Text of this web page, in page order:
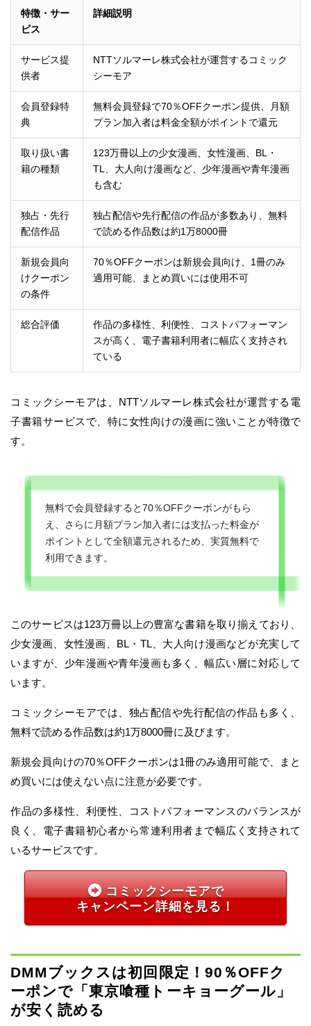
特徴・サー
ビス
詳細説明
サービス提
供者
NTTソルマーレ株式会社が運営するコミック
シーモア
会員登録特
典
無料会員登録で70％OFFクーポン提供、月額
プラン加入者は料金全額がポイントで還元
取り扱い書
籍の種類
123万冊以上の少女漫画、女性漫画、BL・
TL、大人向け漫画など、少年漫画や青年漫画
も含む
独占・先行
配信作品
独占配信や先行配信の作品が多数あり、無料
で読める作品数は約1万8000冊
新規会員向
けクーポン
の条件
70％OFFクーポンは新規会員向け、1冊のみ
適用可能、まとめ買いには使用不可
総合評価
作品の多様性、利便性、コストパフォーマン
スが高く、電子書籍利用者に幅広く支持され
ている
コミックシーモアは、NTTソルマーレ株式会社が運営する電
子書籍サービスで、特に女性向けの漫画に強いことが特徴で
す。
無料で会員登録すると70％OFFクーポンがもら
え、さらに月額プラン加入者には支払った料金が
ポイントとして全額還元されるため、実質無料で
利用できます。
このサービスは123万冊以上の豊富な書籍を取り揃えており、
少女漫画、女性漫画、BL・TL、大人向け漫画などが充実して
いますが、少年漫画や青年漫画も多く、幅広い層に対応して
います。
コミックシーモアでは、独占配信や先行配信の作品も多く、
無料で読める作品数は約1万8000冊に及びます。
新規会員向けの70％OFFクーポンは1冊のみ適用可能で、まと
め買いには使えない点に注意が必要です。
作品の多様性、利便性、コストパフォーマンスのバランスが
良く、電子書籍初心者から常連利用者まで幅広く支持されて
いるサービスです。
コミックシーモアで
キャンペーン詳細を見る！
DMMブックスは初回限定！90％OFFク
ーポンで「東京喰種トーキョーグール」
が安く読める